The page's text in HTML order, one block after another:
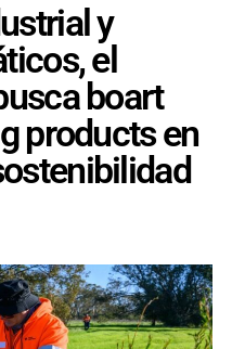
y
el
boart
products en